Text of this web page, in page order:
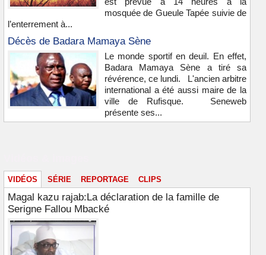
mosquée de Gueule Tapée suivie de
l’enterrement à...
Décès de Badara Mamaya Sène
Le monde sportif en deuil. En effet,
Badara Mamaya Sène a tiré sa
révérence, ce lundi. L'ancien arbitre
international a été aussi maire de la
ville de Rufisque. Seneweb
présente ses...
VIDÉOS SÉRIE REPORTAGE CLIPS
Magal kazu rajab:La déclaration de la famille de
Serigne Fallou Mbacké